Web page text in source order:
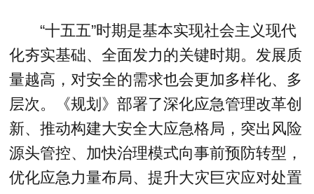
“十五五”时期是基本实现社会主义现代
化夯实基础、全面发力的关键时期。发展质
量越高，对安全的需求也会更加多样化、多
层次。《规划》部署了深化应急管理改革创
新、推动构建大安全大应急格局，突出风险
源头管控、加快治理模式向事前预防转型，
优化应急力量布局、提升大灾巨灾应对处置